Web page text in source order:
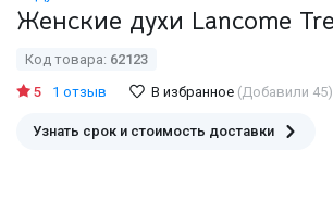
Женские духи Lancome
Код товара: 62123
5
1 отзыв В избранное (Добавили 45)
Узнать срок и стоимость доставки